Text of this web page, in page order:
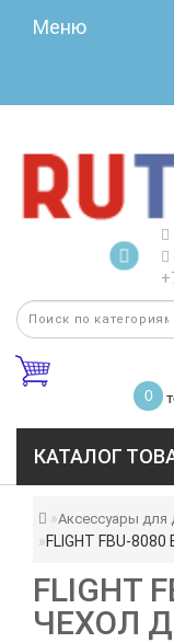
Меню
0
КАТАЛОГ
Аксессуары для
FLIGHT FBU-
FLIGHT
ЧЕХОЛ